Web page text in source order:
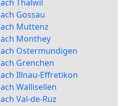
Thalwil
Gossau
Muttenz
Monthey
Ostermundigen
Grenchen
Illnau-Effretikon
Wallisellen
Val-de-Ruz